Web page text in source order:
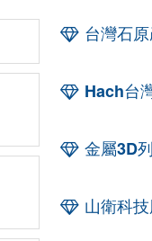
台灣石
Hach台
金屬3D
山衛科